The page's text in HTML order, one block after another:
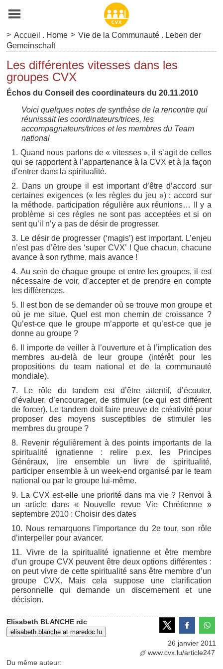
> Accueil . Home > Vie de la Communauté . Leben der
Gemeinschaft
Les différentes vitesses dans les
groupes CVX
Échos du Conseil des coordinateurs du 20.11.2010
Voici quelques notes de synthèse de la rencontre qui
réunissait les coordinateurs/trices, les
accompagnateurs/trices et les membres du Team
national
1. Quand nous parlons de « vitesses », il s’agit de celles
qui se rapportent à l’appartenance à la CVX et à la façon
d’entrer dans la spiritualité.
2. Dans un groupe il est important d’être d’accord sur
certaines exigences (« les règles du jeu ») : accord sur
la méthode, participation régulière aux réunions… Il y a
problème si ces règles ne sont pas acceptées et si on
sent qu’il n’y a pas de désir de progresser.
3. Le désir de progresser (‘magis’) est important. L’enjeu
n’est pas d’être des ‘super CVX’ ! Que chacun, chacune
avance à son rythme, mais avance !
4. Au sein de chaque groupe et entre les groupes, il est
nécessaire de voir, d’accepter et de prendre en compte
les différences.
5. Il est bon de se demander où se trouve mon groupe et
où je me situe. Quel est mon chemin de croissance ?
Qu’est-ce que le groupe m’apporte et qu’est-ce que je
donne au groupe ?
6. Il importe de veiller à l’ouverture et à l’implication des
membres au-delà de leur groupe (intérêt pour les
propositions du team national et de la communauté
mondiale).
7. Le rôle du tandem est d’être attentif, d’écouter,
d’évaluer, d’encourager, de stimuler (ce qui est différent
de forcer). Le tandem doit faire preuve de créativité pour
proposer des moyens susceptibles de stimuler les
membres du groupe ?
8. Revenir régulièrement à des points importants de la
spiritualité ignatienne : relire p.ex. les Principes
Généraux, lire ensemble un livre de spiritualité,
participer ensemble à un week-end organisé par le team
national ou par le groupe lui-même.
9. La CVX est-elle une priorité dans ma vie ? Renvoi à
un article dans « Nouvelle revue Vie Chrétienne »
septembre 2010 : Choisir des dates
10. Nous remarquons l’importance du 2e tour, son rôle
d’interpeller pour avancer.
11. Vivre de la spiritualité ignatienne et être membre
d’un groupe CVX peuvent être deux options différentes :
on peut vivre de cette spiritualité sans être membre d’un
groupe CVX. Mais cela suppose une clarification
personnelle qui demande un discernement et une
décision.
Elisabeth BLANCHE rdc
elisabeth.blanche at maredoc.lu
26 janvier 2011
www.cvx.lu/article247
Du même auteur: